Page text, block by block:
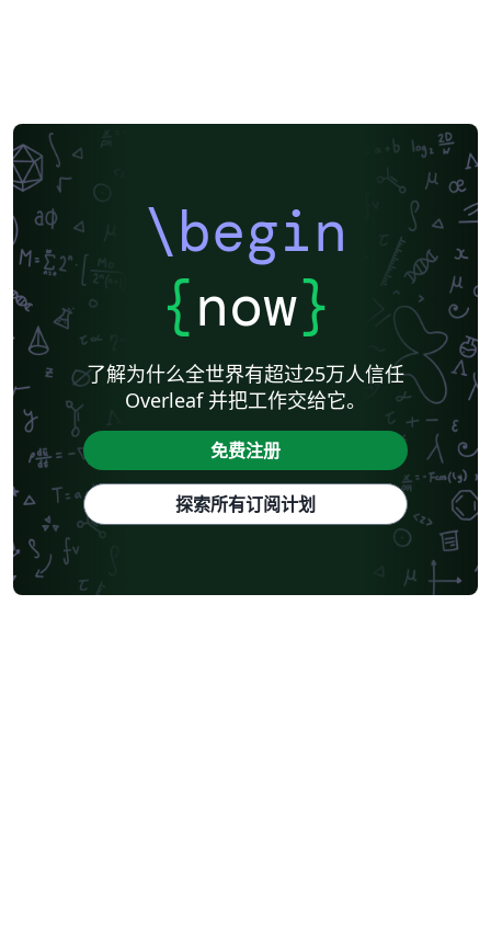
\begin
{now}
了解为什么全世界有超过25万人信任
Overleaf 并把工作交给它。
免费注册
探索所有订阅计划